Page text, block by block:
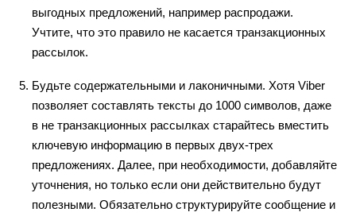
выгодных предложений, например распродажи.
Учтите, что это правило не касается транзакционных
рассылок.
Будьте содержательными и лаконичными. Хотя Viber
позволяет составлять тексты до 1000 символов, даже
в не транзакционных рассылках старайтесь вместить
ключевую информацию в первых двух-трех
предложениях. Далее, при необходимости, добавляйте
уточнения, но только если они действительно будут
полезными. Обязательно структурируйте сообщение и